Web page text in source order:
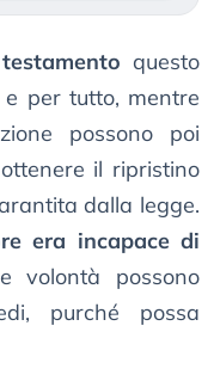
testamento questo
per tutto, mentre
possono poi
il ripristino
dalla legge.
era incapace di
volontà possono
purché possa